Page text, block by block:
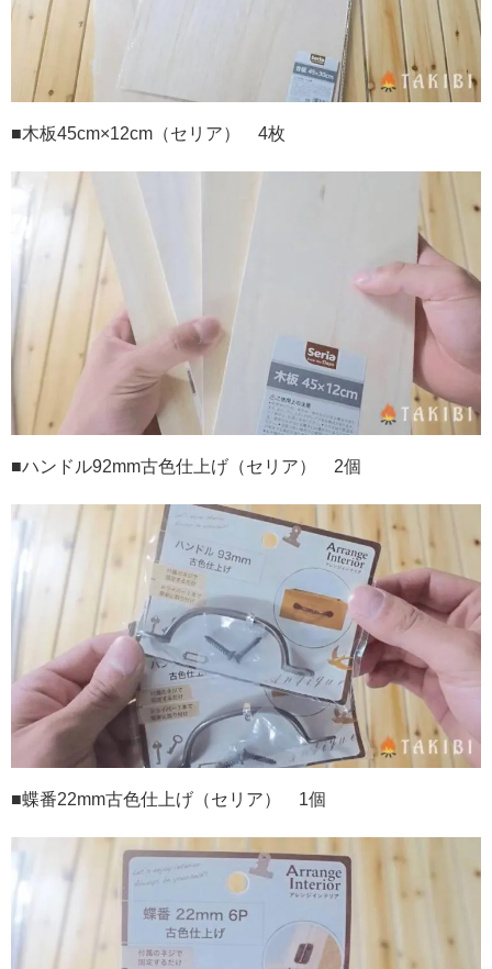
■木板45cm×12cm （セリア） 4枚
■ハンドル92mm古色仕上げ（セリア） 2個
■蝶番22mm古色仕上げ（セリア） 1個